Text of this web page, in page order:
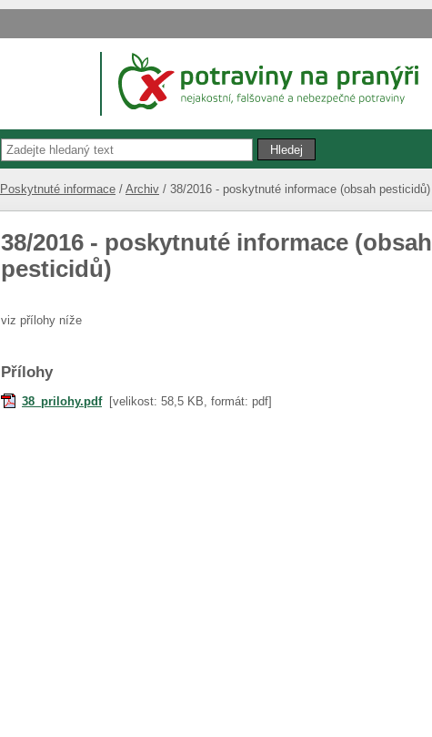
Poskytnuté informace Archiv 38/2016 - poskytnuté informace (obsah pesticidů)
38/2016 - poskytnuté informace (obsah
pesticidů)
viz přílohy níže
Přílohy
38_prilohy.pdf [velikost: 58,5 KB, formát: pdf]